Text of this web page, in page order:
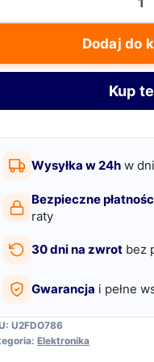
Dodaj do
Kup
Wysyłka w 24h w
Bezpieczne
raty
30 dni na zwrot bez
Gwarancja i pełne
U2FDO786
Elektronika